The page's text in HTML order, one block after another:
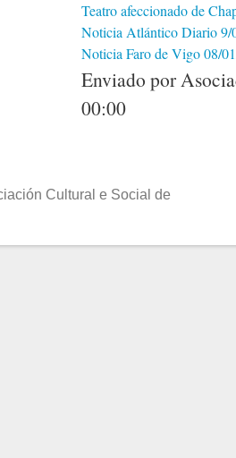
Teatro afeccionado de
Noticia Atlántico Diario 9/
Noticia Faro de Vigo 08/
Enviado por
00:00
Cultural e Social de